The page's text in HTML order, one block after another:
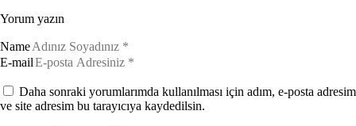
Yorum yazın
Name
E-mail
Daha sonraki yorumlarımda kullanılması için adım, e-posta adresim
ve site adresim bu tarayıcıya kaydedilsin.